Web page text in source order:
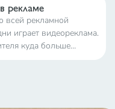
книге Ким Кардашьян,
рекламе
рекламной
играет видеореклама.
куда больше